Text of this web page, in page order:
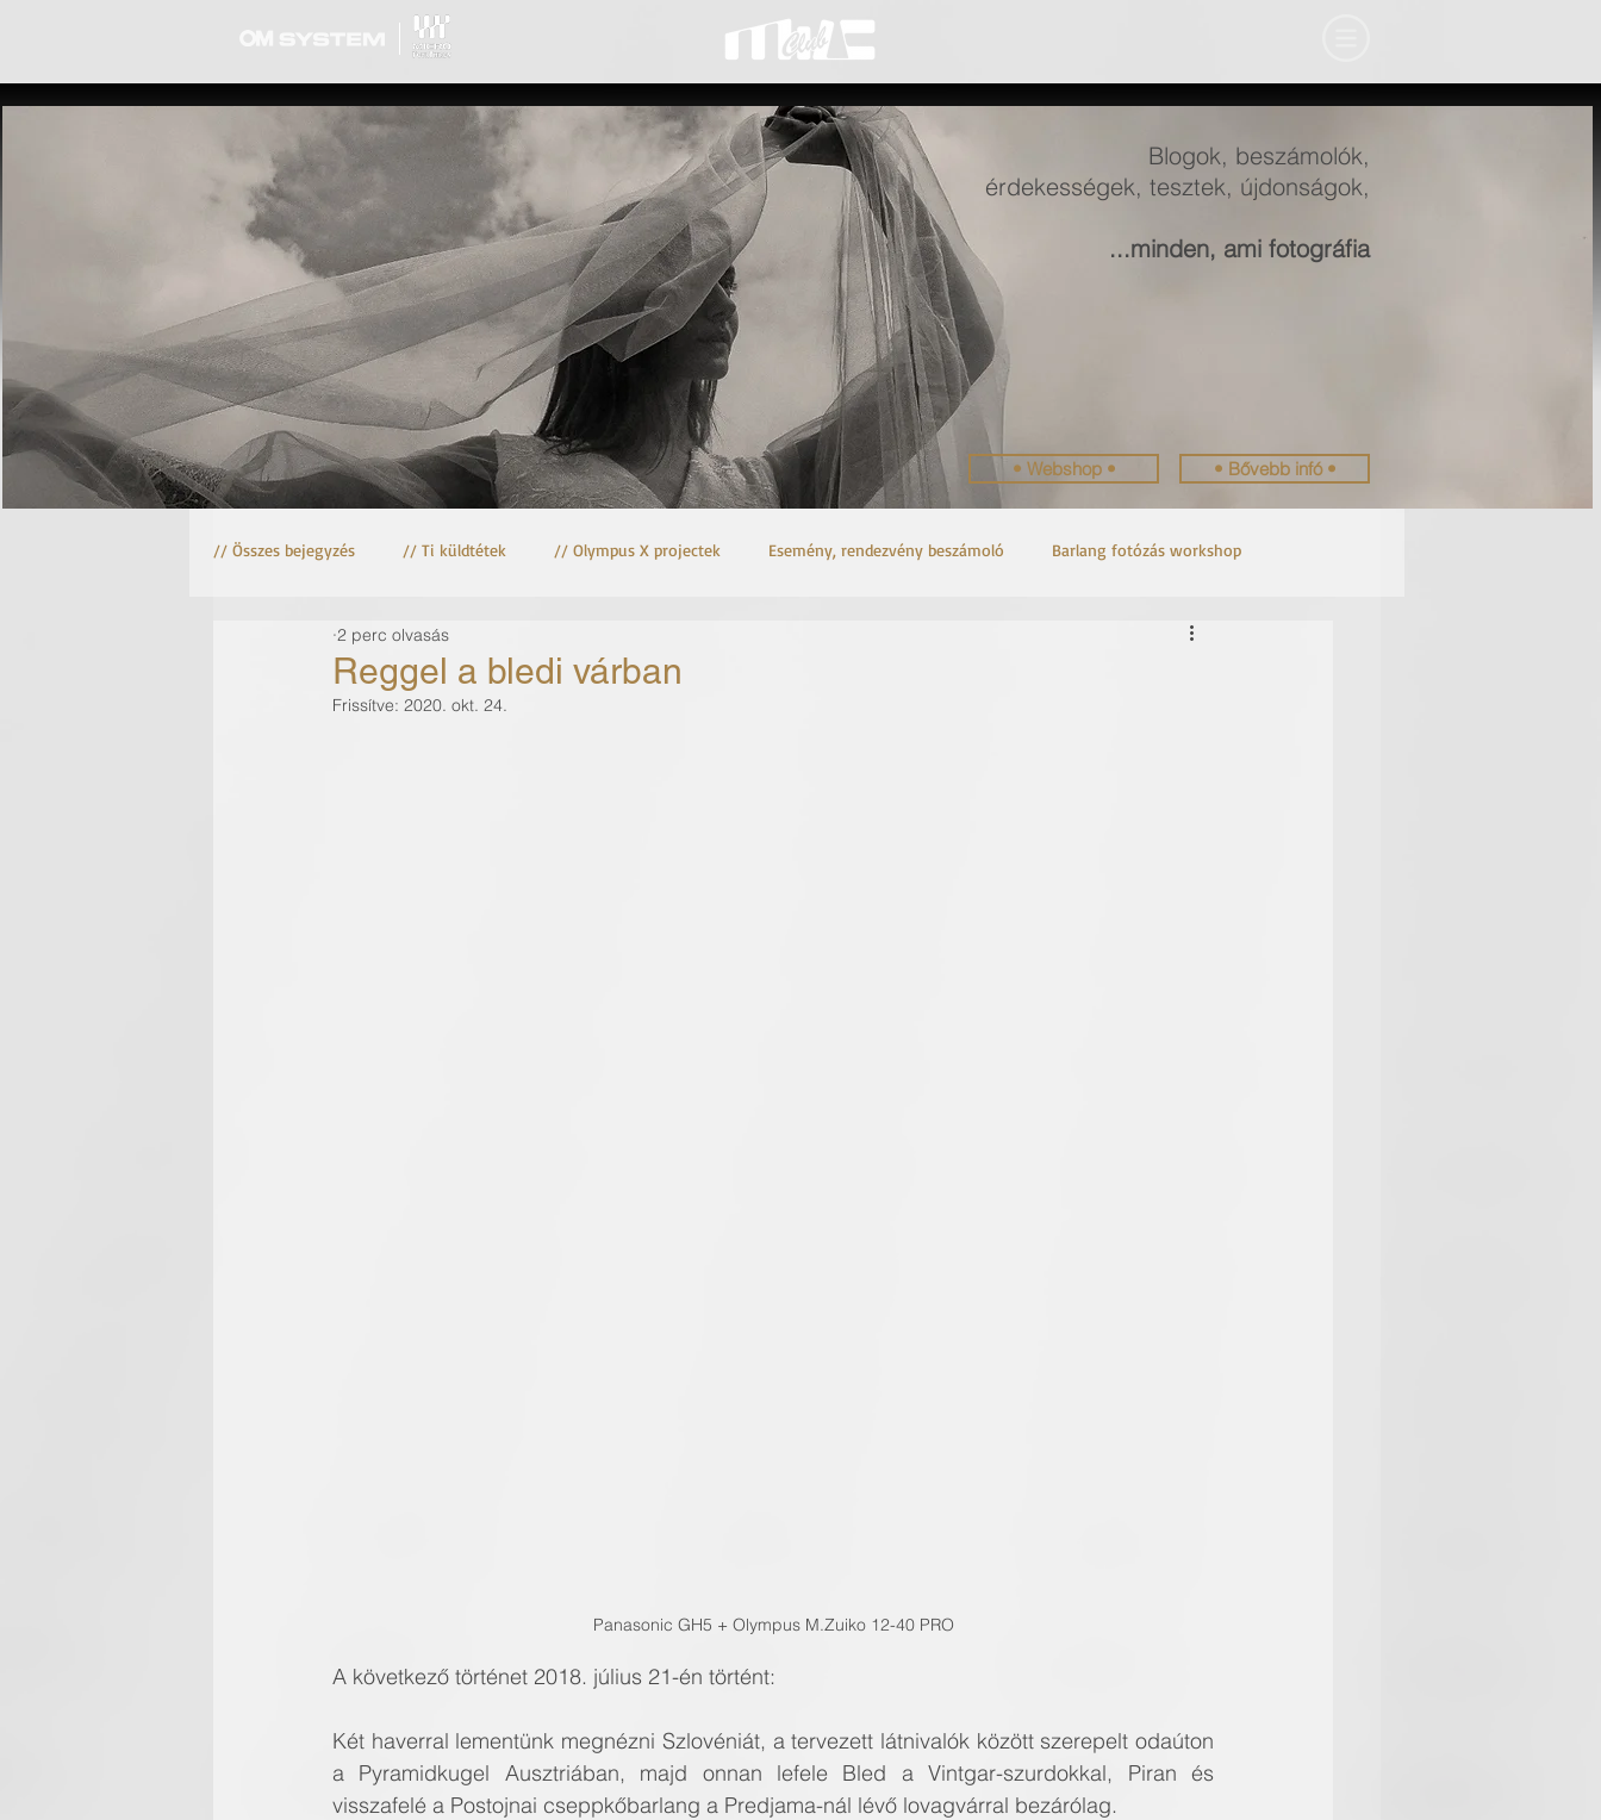
// Összes bejegyzés // Ti küldtétek // Olympus X projectek Esemény, rendezvény beszámoló Barlang fotózás workshop
Astro fotózás Csillag fotózás
Reggel a bledi várban
2 perc olvasás
Frissítve: 2020. okt. 24.
Panasonic GH5 + Olympus M.Zuiko 12-40 PRO
A következő történet 2018. július 21-én történt:
Két haverral lementünk megnézni Szlovéniát, a tervezett látnivalók között szerepelt odaúton
a Pyramidkugel Ausztriában, majd onnan lefele Bled a Vintgar-szurdokkal, Piran és
visszafelé a Postojnai cseppkőbarlang a Predjama-nál lévő lovagvárral bezárólag.
Blogok, beszámolók,
érdekességek, tesztek, újdonságok,
...minden, ami fotográfia
• Webshop • • Bővebb infó •